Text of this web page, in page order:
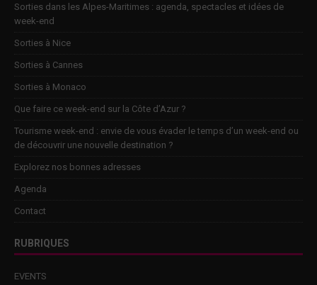
Sorties dans les Alpes-Maritimes : agenda, spectacles et idées de
week-end
Sorties à Nice
Sorties à Cannes
Sorties à Monaco
Que faire ce week-end sur la Côte d’Azur ?
Tourisme week-end : envie de vous évader le temps d’un week-end ou
de découvrir une nouvelle destination ?
Explorez nos bonnes adresses
Agenda
Contact
RUBRIQUES
EVENTS